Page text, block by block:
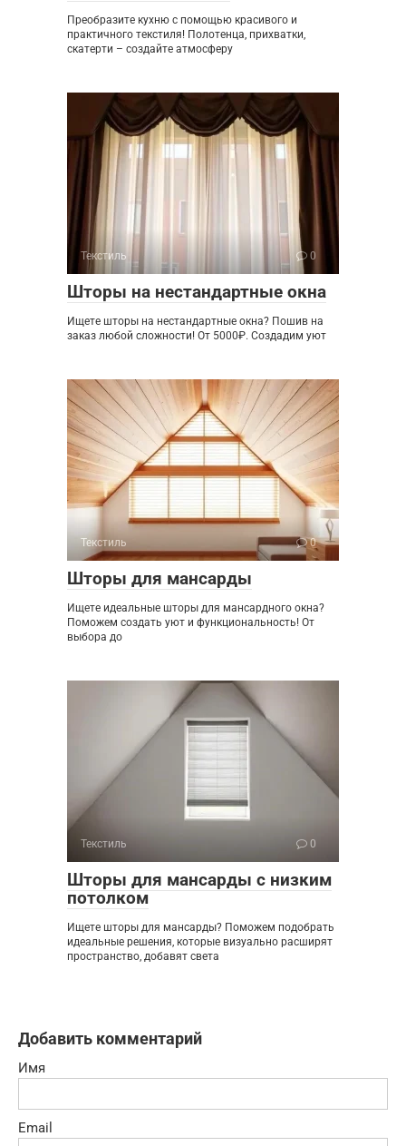
Преобразите кухню с помощью красивого и
практичного текстиля! Полотенца, прихватки,
скатерти – создайте атмосферу
Текстиль 0
Шторы на нестандартные окна
Ищете шторы на нестандартные окна? Пошив на
заказ любой сложности! От 5000₽. Создадим уют
Текстиль 0
Шторы для мансарды
Ищете идеальные шторы для мансардного окна?
Поможем создать уют и функциональность! От
выбора до
Текстиль 0
Шторы для мансарды с низким
потолком
Ищете шторы для мансарды? Поможем подобрать
идеальные решения, которые визуально расширят
пространство, добавят света
Добавить комментарий
Имя
Email